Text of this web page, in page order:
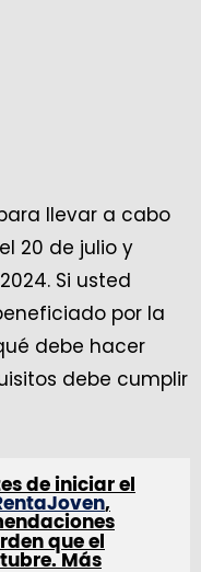
llevar a cabo
20 de julio y
Si usted
por la
debe hacer
debe cumplir
de iniciar el
,
que el
Más